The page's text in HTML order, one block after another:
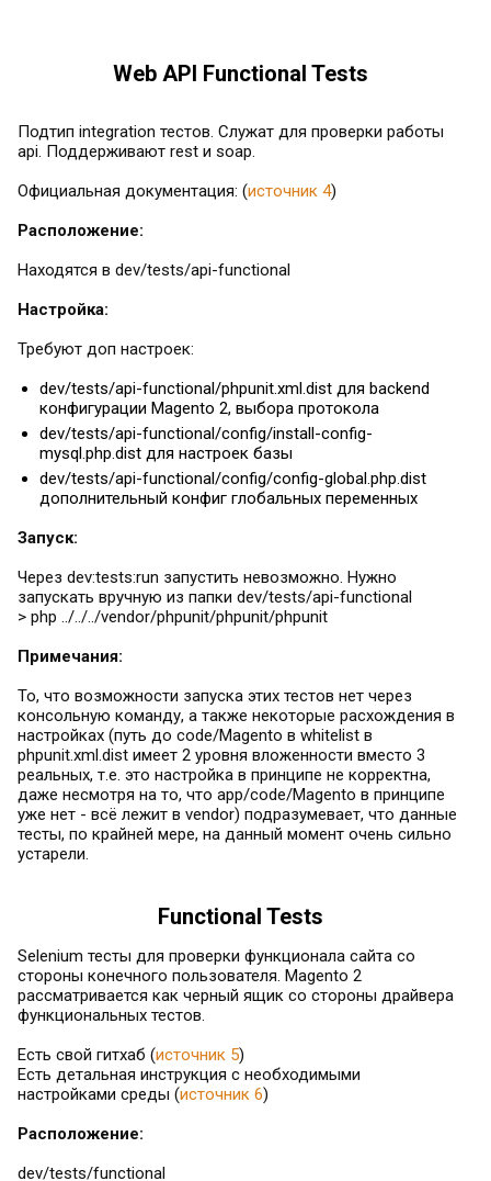
Web API Functional Tests
Подтип integration тестов. Служат для проверки работы
api. Поддерживают rest и soap.
Официальная документация: (источник 4)
Расположение:
Находятся в dev/tests/api-functional
Настройка:
Требуют доп настроек:
dev/tests/api-functional/phpunit.xml.dist для backend
конфигурации Magento 2, выбора протокола
dev/tests/api-functional/config/install-config-
mysql.php.dist для настроек базы
dev/tests/api-functional/config/config-global.php.dist
дополнительный конфиг глобальных переменных
Запуск:
Через dev:tests:run запустить невозможно. Нужно
запускать вручную из папки dev/tests/api-functional
> php ../../../vendor/phpunit/phpunit/phpunit
Примечания:
То, что возможности запуска этих тестов нет через
консольную команду, а также некоторые расхождения в
настройках (путь до code/Magento в whitelist в
phpunit.xml.dist имеет 2 уровня вложенности вместо 3
реальных, т.е. это настройка в принципе не корректна,
даже несмотря на то, что app/code/Magento в принципе
уже нет - всё лежит в vendor) подразумевает, что данные
тесты, по крайней мере, на данный момент очень сильно
устарели.
Functional Tests
Selenium тесты для проверки функционала сайта со
стороны конечного пользователя. Magento 2
рассматривается как черный ящик со стороны драйвера
функциональных тестов.
Есть свой гитхаб (источник 5)
Есть детальная инструкция с необходимыми
настройками среды (источник 6)
Расположение:
dev/tests/functional